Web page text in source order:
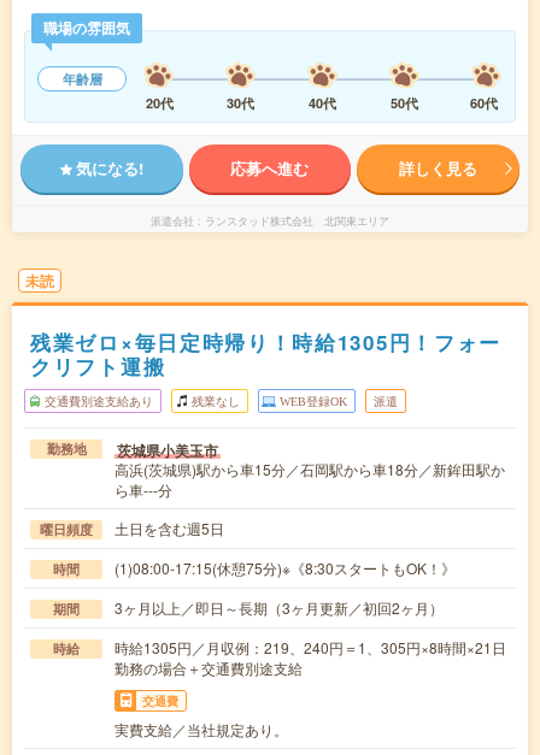
職場の雰囲気
年齢層
20代
30代 40代 50代 60代
気になる! 応募へ進む 詳しく見る
派遣会社 ランスタッド株式会社 北関東エリア
未読
残業ゼロ×毎日定時帰り！時給1305円！フォー
クリフト運搬
交通費別途支給あり 残業なし WEB登録OK 派遣
勤務地 茨城県小美玉市
高浜(茨城県)駅から車15分／石岡駅から車18分／新鉾田駅か
ら車---分
曜日頻度 土日を含む週5日
時間 (1)08:00-17:15(休憩75分)※《8:30スタートもOK！》
期間 3ヶ月以上／即日～長期（3ヶ月更新／初回2ヶ月）
時給
時給1305円／月収例：219、240円＝1、305円×8時間×21日
勤務の場合＋交通費別途支給
交通費
実費支給／当社規定あり。